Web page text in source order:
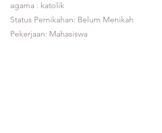
agama : katolik
Status Pernikahan: Belum Menikah
Pekerjaan: Mahasiswa